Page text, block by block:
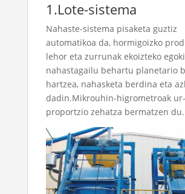
1.Lote-sistema
Nahaste-sistema pisaketa guztiz
automatikoa da, hormigoizko
lehor eta zurrunak ekoizteko
nahastagailu behartu planetario
hartzea, nahasketa berdina eta
dadin.Mikrouhin-higrometroak
proportzio zehatza bermatzen du.